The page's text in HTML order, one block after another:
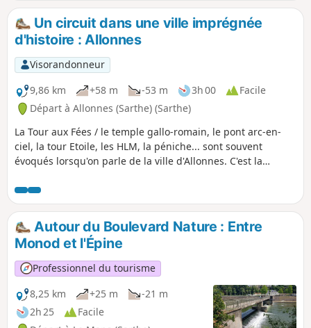
Un circuit dans une ville imprégnée
d'histoire : Allonnes
Visorandonneur
9,86 km
+58 m -53 m 3h 00
Facile
Départ à Allonnes (Sarthe) (Sarthe)
La Tour aux Fées / le temple gallo-romain, le pont arc-en-
ciel, la tour Etoile, les HLM, la péniche... sont souvent
évoqués lorsqu'on parle de la ville d'Allonnes. C'est la
choses à raconter alors venez vite en découvrir plus sur
cette ancienne cité dortoir de la Sarthe.
Autour du Boulevard Nature : Entre
Monod et l'Épine
Professionnel du tourisme
8,25 km
+25 m
-21 m
2h 25
Facile